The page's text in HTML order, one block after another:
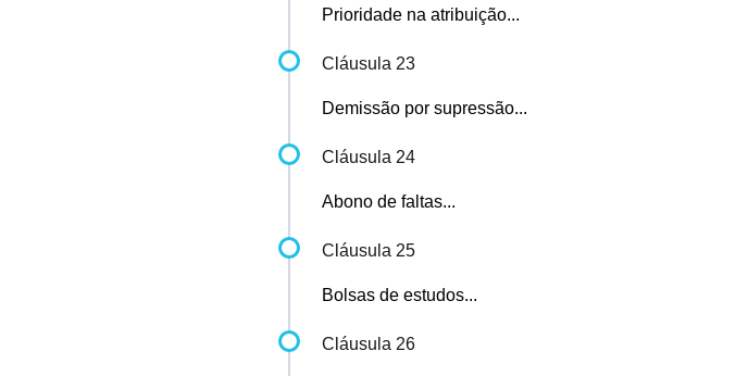
Prioridade na atribuição...
Cláusula 23
Demissão por supressão...
Cláusula 24
Abono de faltas...
Cláusula 25
Bolsas de estudos...
Cláusula 26